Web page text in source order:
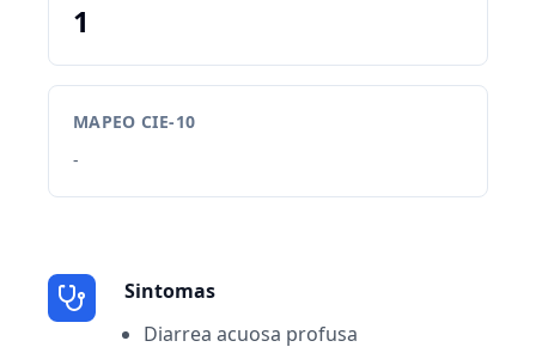
1
MAPEO CIE-10
-
Sintomas
Diarrea acuosa profusa